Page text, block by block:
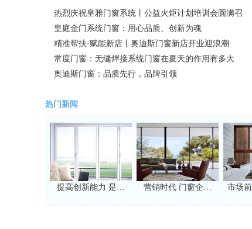
热烈庆祝皇雅门窗系统丨公益火炬计划培训会圆满召
开
皇庭金门系统门窗：用心品质、创新为魂
精准帮扶·赋能新店丨奥迪斯门窗新店开业迎浪潮
常度门窗：无缝焊接系统门窗在夏天的作用有多大
奥迪斯门窗：品质先行，品牌引领
热门新闻
提高创新能力 是… 营销时代 门窗企… 市场